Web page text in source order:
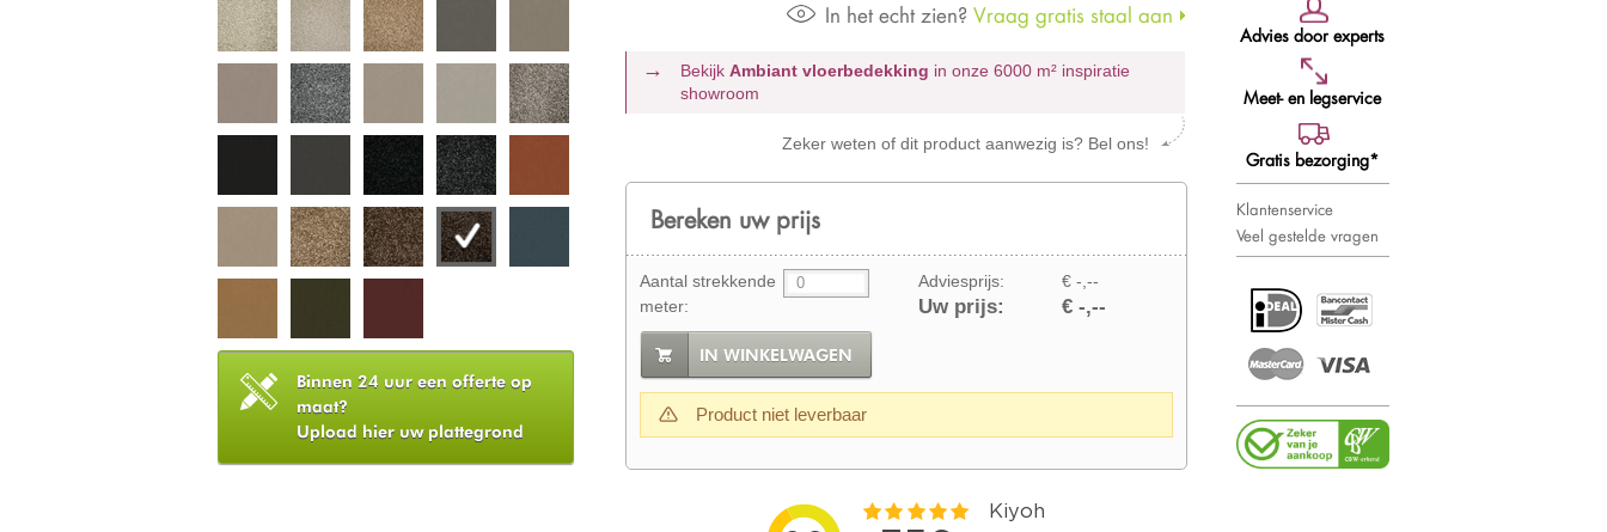
Binnen 24 uur een offerte op
maat?
Upload hier uw plattegrond
In het echt zien? Vraag gratis staal aan
BekijkAmbiant vloerbedekking in onze 6000 m² inspiratie
showroom
Zeker weten of dit product aanwezig is? Bel ons!
Bereken uw prijs
Aantal strekkende
meter:
Adviesprijs: € -,--
Uw prijs: € -,--
IN WINKELWAGEN
Product niet leverbaar
Advies door experts
Meet- en legservice
Gratis bezorging*
Klantenservice
Veel gestelde vragen